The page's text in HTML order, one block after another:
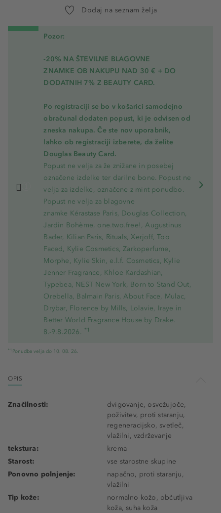
Dodaj na seznam želja
Pozor:
-20% NA ŠTEVILNE BLAGOVNE
ZNAMKE OB NAKUPU NAD 30 € + DO
DODATNIH 7% Z BEAUTY CARD.
Po registraciji se bo v košarici samodejno
obračunal dodaten popust, ki je odvisen od
zneska nakupa. Če ste nov uporabnik,
lahko ob registraciji izberete, da želite
Douglas Beauty Card.
Popust ne velja za že znižane in posebej
označene izdelke ter darilne bone. Popust ne
velja za izdelke, označene z mint ponudbo.
Popust ne velja za blagovne
znamke Kérastase Paris, Douglas Collection,
Jardin Bohème, one.two.free!, Augustinus
Bader, Kilian Paris, Rituals, Xerjoff, Too
Faced, Kylie Cosmetics, Zarkoperfume,
Morphe, Kylie Skin, e.l.f. Cosmetics, Kylie
Jenner Fragrance, Khloe Kardashian,
Typebea, NEST New York, Born to Stand Out,
Orebella, Balmain Paris, About Face, Mulac,
Drybar, Florence by Mills, Lolavie, Iraye in
Better World Fragrance House by Drake.
8.-9.8.2026. *1
*1 Ponudba velja do 10. 08. 26.
OPIS
Značilnosti:
dvigovanje, osvežujoče,
poživitev, proti staranju,
regeneracijsko, svetleč,
vlažilni, vzdrževanje
tekstura:
krema
Starost:
vse starostne skupine
Ponovno polnjenje:
napačno, proti staranju,
vlažilni
Tip kože:
normalno kožo, občutljiva
koža, suha koža